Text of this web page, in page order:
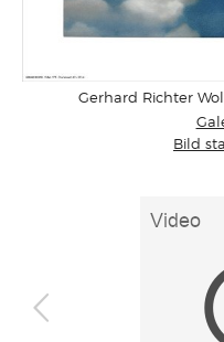
Gerhard Richter
Bild